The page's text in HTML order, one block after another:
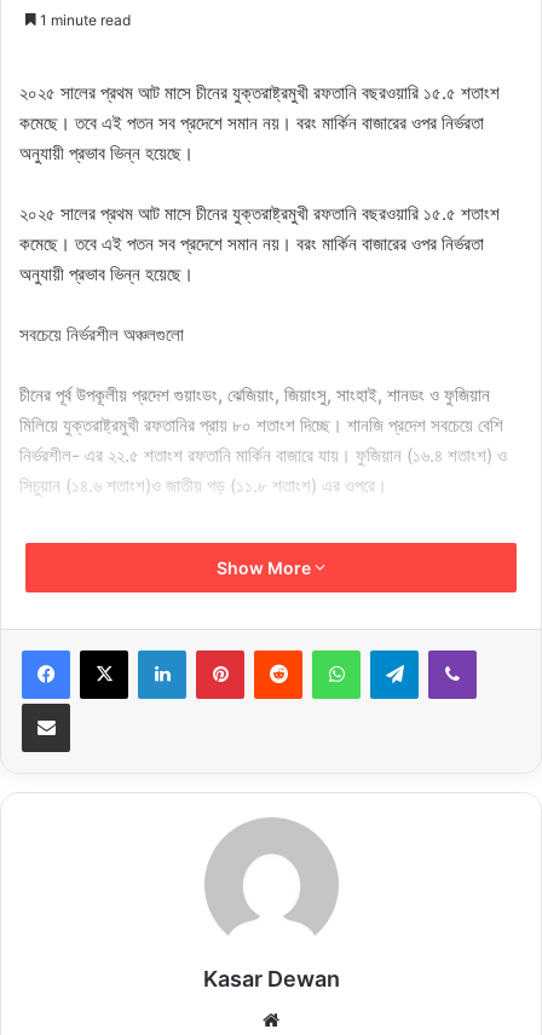
1 minute read
২০২৫ সালের প্রথম আট মাসে চীনের যুক্তরাষ্ট্রমুখী রফতানি বছরওয়ারি ১৫.৫ শতাংশ
কমেছে। তবে এই পতন সব প্রদেশে সমান নয়। বরং মার্কিন বাজারের ওপর নির্ভরতা
অনুযায়ী প্রভাব ভিন্ন হয়েছে।
২০২৫ সালের প্রথম আট মাসে চীনের যুক্তরাষ্ট্রমুখী রফতানি বছরওয়ারি ১৫.৫ শতাংশ
কমেছে। তবে এই পতন সব প্রদেশে সমান নয়। বরং মার্কিন বাজারের ওপর নির্ভরতা
অনুযায়ী প্রভাব ভিন্ন হয়েছে।
সবচেয়ে নির্ভরশীল অঞ্চলগুলো
চীনের পূর্ব উপকূলীয় প্রদেশ গুয়াংডং, ঝেজিয়াং, জিয়াংসু, সাংহাই, শানডং ও ফুজিয়ান
মিলিয়ে যুক্তরাষ্ট্রমুখী রফতানির প্রায় ৮০ শতাংশ দিচ্ছে। শানজি প্রদেশ সবচেয়ে বেশি
নির্ভরশীল- এর ২২.৫ শতাংশ রফতানি মার্কিন বাজারে যায়। ফুজিয়ান (১৬.৪ শতাংশ) ও
সিচুয়ান (১৪.৬ শতাংশ)ও জাতীয় গড় (১১.৮ শতাংশ) এর ওপরে।
সবচেয়ে ক্ষতিগ্রস্ত অঞ্চল
ও ছিংহাইতেও (৩৯.৮ শতাংশ)তেও বড় পতন হয়েছে। ফুজিয়ান প্রদেশের জুতার রফতানি
কমেছে ২৩.৮ শতাংশ ।
যেখানে রফতানি বেড়েছে
কিছু প্রদেশ শুল্ক সত্ত্বেও মার্কিন রফতানি বাড়াতে পেরেছে। হুবেই, গুয়াংসি,
হেইলংজিয়াং, তিব্বত, ইনার মঙ্গোলিয়া ও গানসুতে রফতানি বৃদ্ধি পেয়েছে। শিনজিয়াং
অঞ্চলে বৃদ্ধির হার সর্বোচ্চ ২৬৫ শতাংশ ।
বিদ্যুৎ-যন্ত্রাংশ : মূল রফতানি খাত হলেও যুক্তরাষ্ট্রে কমেছে। তবে ইউরোপ, জাপান ও
Show More
LinkedInPinterestReddit WhatsAppTelegramViber
Share via Email
Kasar Dewan